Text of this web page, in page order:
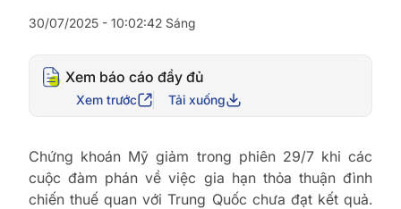
30/07/2025 - 10:02:42 Sáng
Xem báo cáo đầy đủ
Xem trước Tải xuống
Chứng khoán Mỹ giảm trong phiên 29/7 khi các
cuộc đàm phán về việc gia hạn thỏa thuận đình
chiến thuế quan với Trung Quốc chưa đạt kết quả.